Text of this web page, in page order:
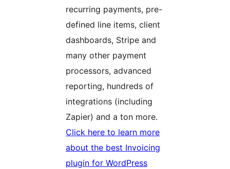
recurring payments, pre-
defined line items, client
dashboards, Stripe and
many other payment
processors, advanced
reporting, hundreds of
integrations (including
Zapier) and a ton more.
Click here to learn more
about the best Invoicing
plugin for WordPress